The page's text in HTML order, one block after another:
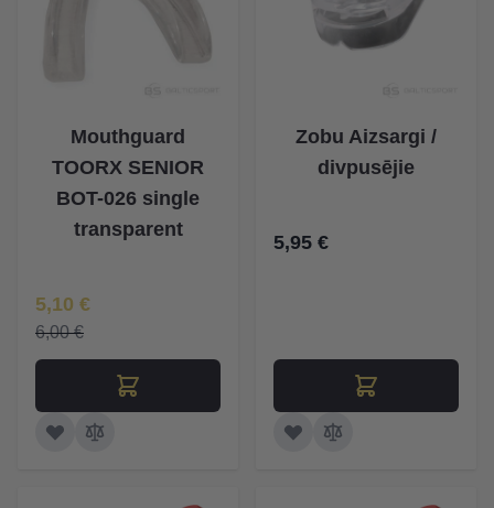
Mouthguard
TOORX SENIOR
BOT-026 single
transparent
Īpaša Cena
5,10 €
6,00 €
Zobu Aizsargi /
divpusējie
5,95 €